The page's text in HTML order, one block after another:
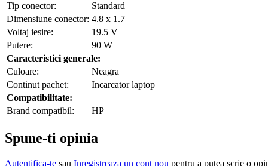
Tip conector:
Standard
Dimensiune conector: 4.8 x 1.7
Voltaj iesire:
19.5 V
Putere:
90 W
Caracteristici generale:
Culoare:
Neagra
Continut pachet:
Incarcator laptop
Compatibilitate:
Brand compatibil:
HP
Spune-ti opinia
Autentifica-te sau Inregistreaza un cont nou pentru a putea scrie o